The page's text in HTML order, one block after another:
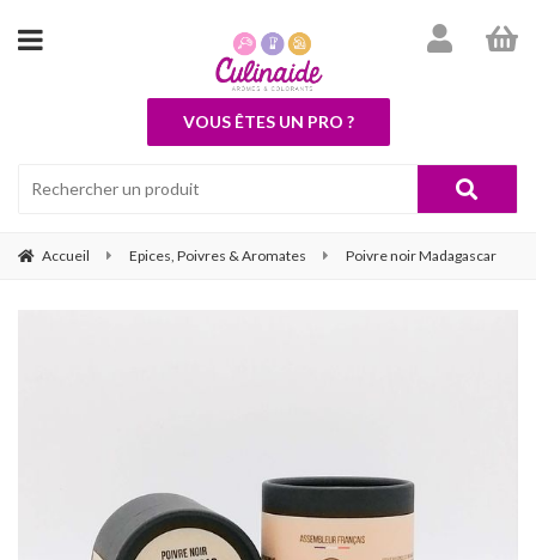
VOUS ÊTES UN PRO ?
Accueil Epices, Poivres & Aromates Poivre noir Madagascar